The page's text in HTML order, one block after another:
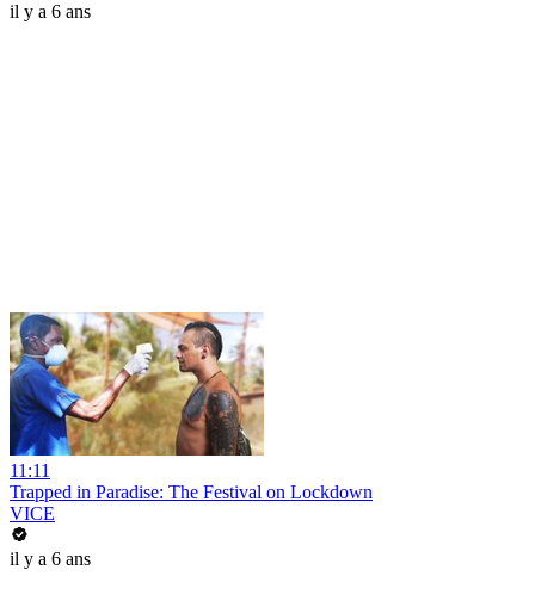
il y a 6 ans
11:11
Trapped in Paradise: The Festival on Lockdown
VICE
il y a 6 ans